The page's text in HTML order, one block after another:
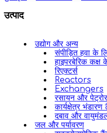
उत्पाद
उद्योग और अन्य
संपीड़ित हवा के
हाइपरबेरिक
रिएक्टर्स
Reactors
Exchangers
रसायन और
कार्यक्षेत्र
दबाव और
जल और पर्यावरण